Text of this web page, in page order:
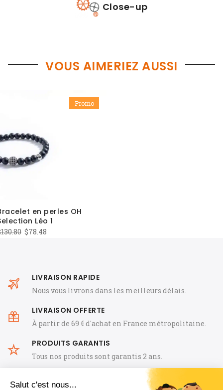
Close-up
VOUS AIMERIEZ AUSSI
Promo
en perles OH
Léo 1
130.80 Le
$130.80.
$78.48
$78.48.
LIVRAISON RAPIDE
Nous vous livrons dans les meilleurs délais.
LIVRAISON OFFERTE
À partir de 69 € d'achat en France métropolitaine.
PRODUITS GARANTIS
Tous nos produits sont garantis 2 ans.